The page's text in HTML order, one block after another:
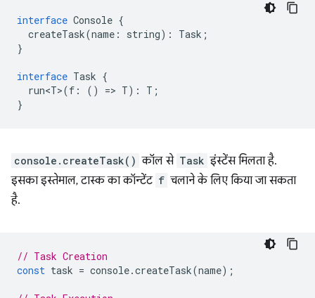
interface Console {
createTask(name : string) : Task ;
}
interface Task {
run<T>(f : () => T) : T ;
}
console.createTask() कॉल से Task इंस्टेंस मिलता है.
इसका इस्तेमाल, टास्क का कॉन्टेंट f चलाने के लिए किया जा सकता
है.
// Task Creation
const task = console.createTask(name);